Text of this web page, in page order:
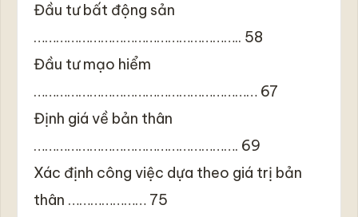
Đầu tư bất động sản
……………………………………………….. 58
Đầu tư mạo hiểm
…………………………………………………… 67
Định giá về bản thân
………………………………………………. 69
Xác định công việc dựa theo giá trị bản
thân ………………… 75